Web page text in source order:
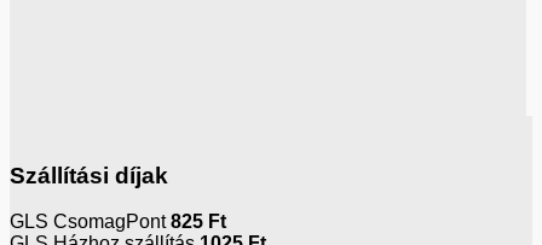
Szállítási díjak
GLS CsomagPont825 Ft